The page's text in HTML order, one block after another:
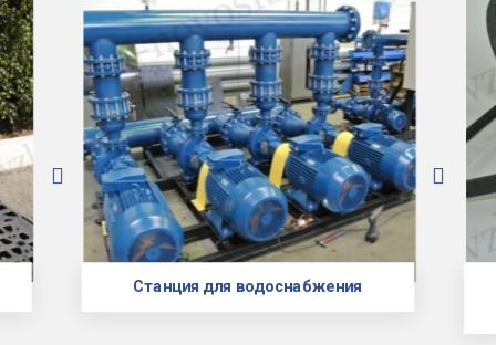
Станция для водоснабжения